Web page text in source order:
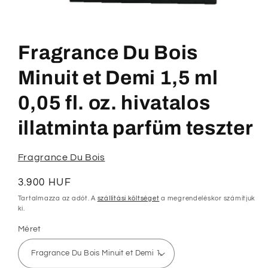
megnyitása
modális
párbeszédpanelen
Fragrance Du Bois
Minuit et Demi 1,5 ml
0,05 fl. oz. hivatalos
illatminta parfüm teszter
Fragrance Du Bois
Normál
ár
3.900 HUF
Tartalmazza az adót. A szállítási költséget a megrendeléskor számítjuk
ki.
Méret